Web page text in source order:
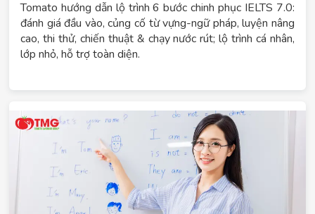
Tomato hướng dẫn lộ trình 6 bước chinh phục IELTS 7.0:
đánh giá đầu vào, củng cố từ vựng-ngữ pháp, luyện nâng
cao, thi thử, chiến thuật & chạy nước rút; lộ trình cá nhân,
lớp nhỏ, hỗ trợ toàn diện.